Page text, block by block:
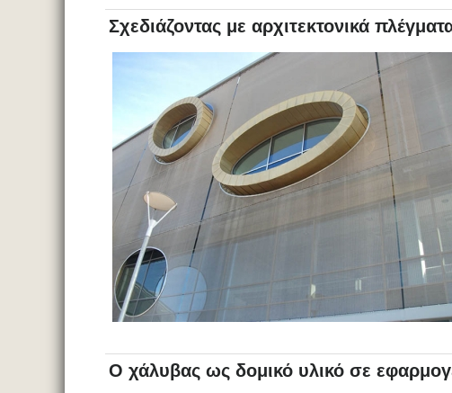
Σχεδιάζοντας με αρχιτεκτονικά
Ο χάλυβας ως δομικό υλικό σε